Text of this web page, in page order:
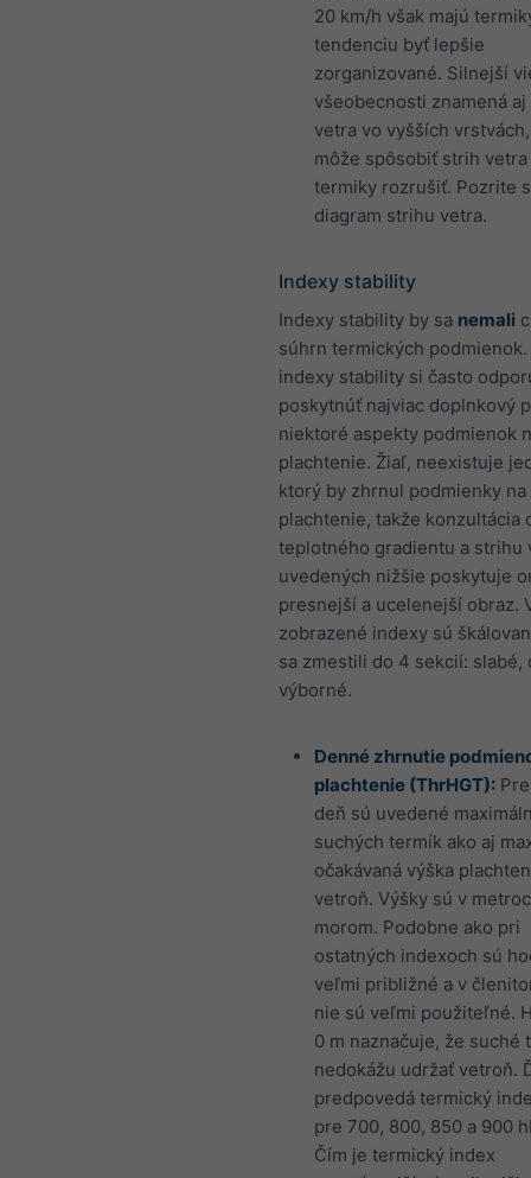
20 km/h však majú
tendenciu byť lepšie
zorganizované. Silnejší
všeobecnosti znamená aj
vetra vo vyšších
môže spôsobiť strih vetra
termiky rozrušiť. Pozrite
diagram strihu vetra.
Indexy stability
Indexy stability by sa nemali
súhrn termických podmienok.
indexy stability si často
poskytnúť najviac doplnkový
niektoré aspekty podmienok
plachtenie. Žiaľ, neexistuje
ktorý by zhrnul podmienky na
plachtenie, takže konzultácia
teplotného gradientu a strihu
uvedených nižšie poskytuje
presnejší a ucelenejší obraz.
zobrazené indexy sú
sa zmestili do 4 sekcií: slabé,
výborné.
Denné zhrnutie
plachtenie (ThrHGT):
deň sú uvedené
suchých termík ako aj
očakávaná výška
vetroň. Výšky sú v
morom. Podobne ako pri
ostatných indexoch sú
veľmi približné a v
nie sú veľmi použiteľné.
0 m naznačuje, že suché
nedokážu udržať vetroň.
predpovedá termický
pre 700, 800, 850 a 900
Čím je termický index